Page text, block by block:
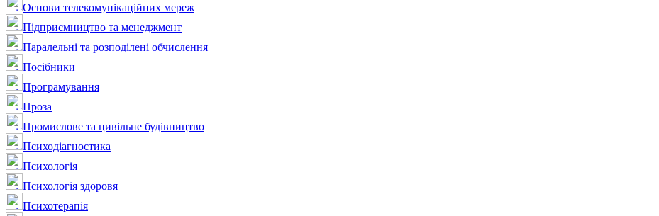
Основи телекомунікаційних мереж
Підприємництво та менеджмент
Паралельні та розподілені обчислення
Посібники
Програмування
Проза
Промислове та цивільне будівництво
Психодіагностика
Психологія
Психологія здоровя
Психотерапія